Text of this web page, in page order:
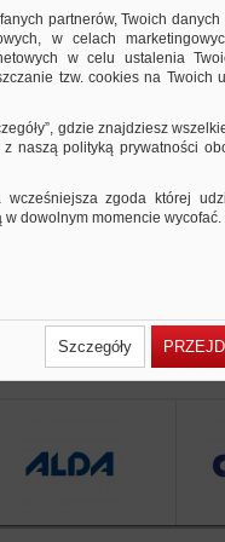
wertowanie oraz chwytanie
partnerów, Twoich danych
w celach
w celu ustalenia
tzw. cookies na Twoich
gdzie znajdziesz
naszą polityką prywatności
zgoda której
dowolnym momencie wycofać.
Szczegóły